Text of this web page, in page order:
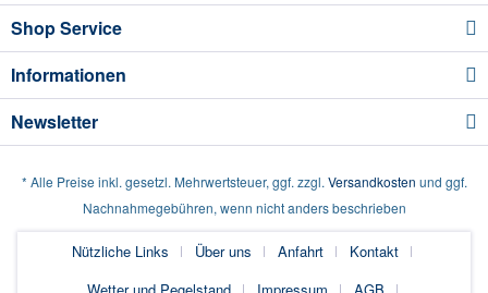
Shop Service
Informationen
Newsletter
* Alle Preise inkl. gesetzl. Mehrwertsteuer, ggf. zzgl. Versandkosten und ggf.
Nachnahmegebühren, wenn nicht anders beschrieben
Nützliche Links Über uns Anfahrt
Kontakt